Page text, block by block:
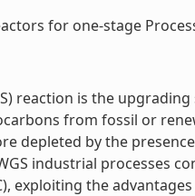
for one-stage
reaction is the
from fossil or
depleted by the
industrial processes
exploiting the